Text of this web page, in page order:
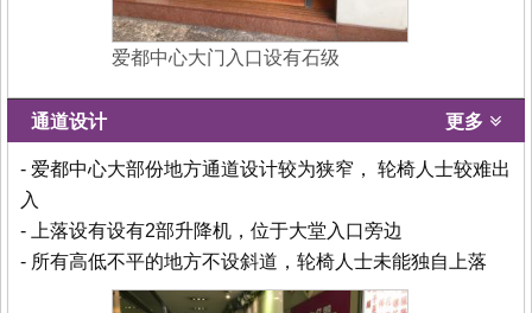
爱都中心大门入口设有石级
通道设计 更多
- 爱都中心大部份地方通道设计较为狭窄， 轮椅人士较难出
入
- 上落设有设有2部升降机，位于大堂入口旁边
- 所有高低不平的地方不设斜道，轮椅人士未能独自上落